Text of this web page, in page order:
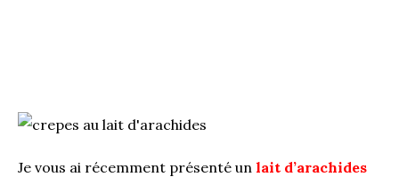
Je vous ai récemment présenté un lait d’arachides